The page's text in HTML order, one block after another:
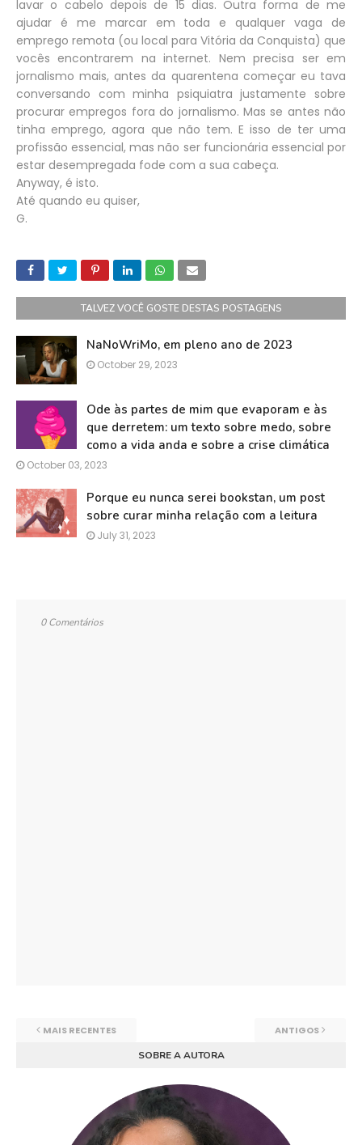
lavar o cabelo depois de 15 dias. Outra forma de me
ajudar é me marcar em toda e qualquer vaga de
emprego remota (ou local para Vitória da Conquista) que
vocês encontrarem na internet. Nem precisa ser em
jornalismo mais, antes da quarentena começar eu tava
conversando com minha psiquiatra justamente sobre
procurar empregos fora do jornalismo. Mas se antes não
tinha emprego, agora que não tem. E isso de ter uma
profissão essencial, mas não ser funcionária essencial por
estar desempregada fode com a sua cabeça.
Anyway, é isto.
Até quando eu quiser,
G.
TALVEZ VOCÊ GOSTE DESTAS POSTAGENS
NaNoWriMo, em pleno ano de 2023
October 29, 2023
Ode às partes de mim que evaporam e às
que derretem: um texto sobre medo, sobre
como a vida anda e sobre a crise climática
October 03, 2023
Porque eu nunca serei bookstan, um post
sobre curar minha relação com a leitura
July 31, 2023
0 Comentários
MAIS RECENTES
ANTIGOS
SOBRE A AUTORA